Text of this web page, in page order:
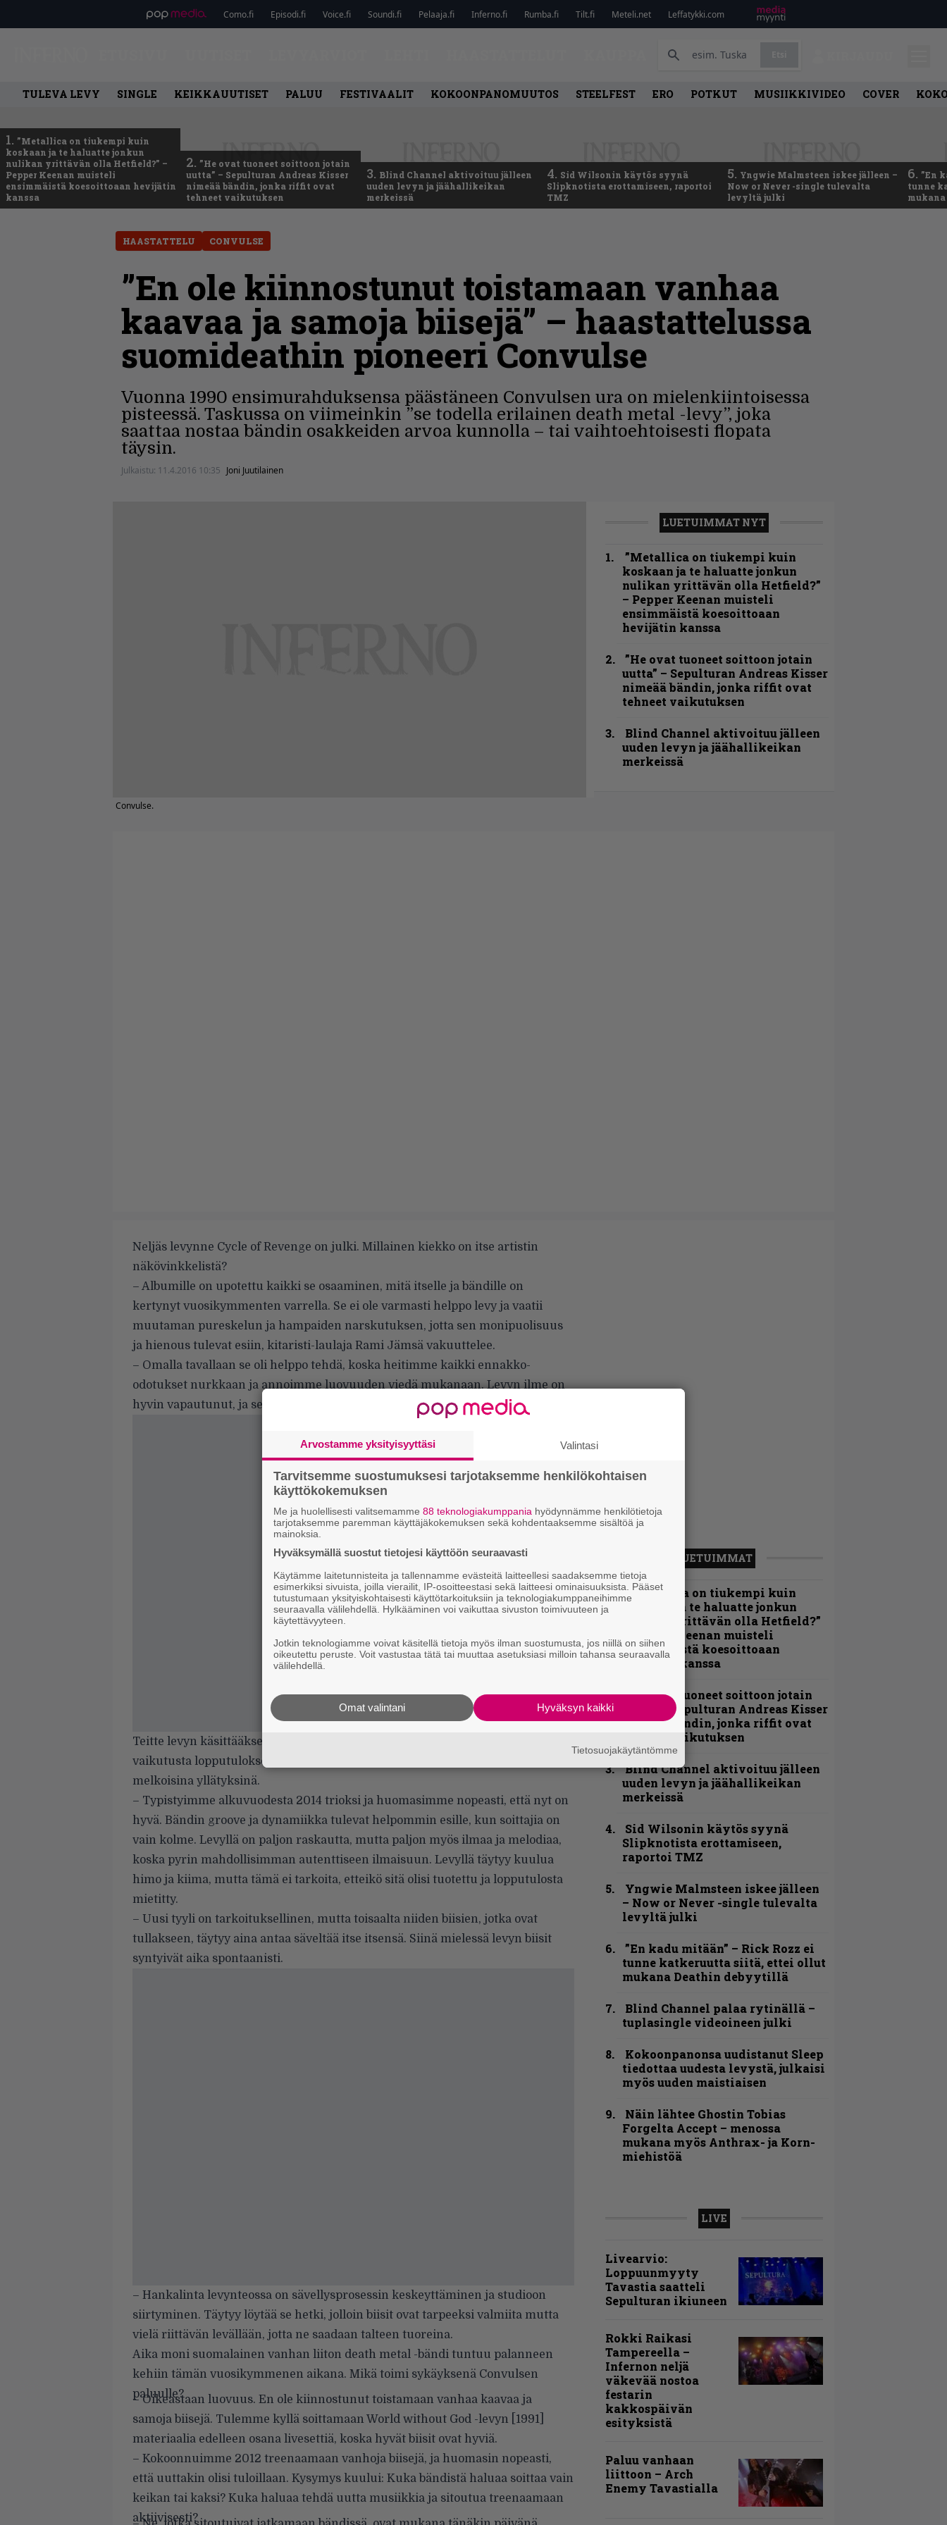
Como.fi Episodi.fi Voice.fi Soundi.fi Pelaaja.fi Inferno.fi Rumba.fi Tilt.fi Meteli.net Leffatykki.com
TULEVA LEVY SINGLE KEIKKAUUTISET PALUU FESTIVAALIT KOKOONPANOMUUTOS STEELFEST ERO POTKUT MUSIIKKIVIDEO COVER
1. ”Metallica on tiukempi kuin
koskaan ja te haluatte jonkun
nulikan yrittävän olla Hetfield?” –
Pepper Keenan muisteli
ensimmäistä koesoittoaan hevijätin
kanssa
2. ”He ovat tuoneet soittoon jotain
uutta” – Sepulturan Andreas Kisser
nimeää bändin, jonka riffit ovat
tehneet vaikutuksen
3. Blind Channel aktivoituu jälleen
uuden levyn ja jäähallikeikan
merkeissä
4. Sid Wilsonin käytös syynä
Slipknotista erottamiseen, raportoi
TMZ
5. Yngwie Malmsteen iskee jälleen –
Now or Never -single tulevalta
levyltä julki
6. ”En
tunne
HAASTATTELU CONVULSE
”En ole kiinnostunut toistamaan vanhaa
kaavaa ja samoja biisejä” – haastattelussa
suomideathin pioneeri Convulse
Vuonna 1990 ensimurahduksensa päästäneen Convulsen ura on mielenkiintoisessa
pisteessä. Taskussa on viimeinkin ”se todella erilainen death metal -levy”, joka
saattaa nostaa bändin osakkeiden arvoa kunnolla – tai vaihtoehtoisesti flopata
täysin.
Julkaistu: 11.4.2016 10:35 Joni Juutilainen
Convulse.
LUETUIMMAT NYT
”Metallica on tiukempi kuin
koskaan ja te haluatte jonkun
nulikan yrittävän olla Hetfield?”
– Pepper Keenan muisteli
ensimmäistä koesoittoaan
hevijätin kanssa
”He ovat tuoneet soittoon jotain
uutta” – Sepulturan Andreas Kisser
nimeää bändin, jonka riffit ovat
tehneet vaikutuksen
Blind Channel aktivoituu jälleen
uuden levyn ja jäähallikeikan
merkeissä
Neljäs levynne Cycle of Revenge on julki. Millainen kiekko on itse artistin
näkövinkkelistä?
– Albumille on upotettu kaikki se osaaminen, mitä itselle ja bändille on
kertynyt vuosikymmenten varrella. Se ei ole varmasti helppo levy ja vaatii
muutaman pureskelun ja hampaiden narskutuksen, jotta sen monipuolisuus
ja hienous tulevat esiin, kitaristi-laulaja Rami Jämsä vakuuttelee.
– Omalla tavallaan se oli helppo tehdä, koska heitimme kaikki ennakko-
odotukset nurkkaan ja annoimme luovuuden viedä mukanaan. Levyn ilme on
hyvin vapautunut, ja sen kyllä kuulee bändin soitosta.
Teitte levyn käsittääkseni triona. Oliko tällä asialla mitään konkreettista
vaikutusta lopputulokseen? Melodiset koukut ja jopa progehtava ilme tulivat
melkoisina yllätyksinä.
– Typistyimme alkuvuodesta 2014 trioksi ja huomasimme nopeasti, että nyt on
hyvä. Bändin groove ja dynamiikka tulevat helpommin esille, kun soittajia on
vain kolme. Levyllä on paljon raskautta, mutta paljon myös ilmaa ja melodiaa,
koska pyrin mahdollisimman autenttiseen ilmaisuun. Levyllä täytyy kuulua
himo ja kiima, mutta tämä ei tarkoita, etteikö sitä olisi tuotettu ja lopputulosta
mietitty.
– Uusi tyyli on tarkoituksellinen, mutta toisaalta niiden biisien, jotka ovat
tullakseen, täytyy aina antaa säveltää itse itsensä. Siinä mielessä levyn biisit
syntyivät aika spontaanisti.
– Hankalinta levynteossa on sävellysprosessin keskeyttäminen ja studioon
siirtyminen. Täytyy löytää se hetki, jolloin biisit ovat tarpeeksi valmiita mutta
vielä riittävän levällään, jotta ne saadaan talteen tuoreina.
Aika moni suomalainen vanhan liiton death metal -bändi tuntuu palanneen
kehiin tämän vuosikymmenen aikana. Mikä toimi sykäyksenä Convulsen
paluulle?
– Oikeastaan luovuus. En ole kiinnostunut toistamaan vanhaa kaavaa ja
samoja biisejä. Tulemme kyllä soittamaan World without God -levyn [1991]
materiaalia edelleen osana livesettiä, koska hyvät biisit ovat hyviä.
– Kokoonnuimme 2012 treenaamaan vanhoja biisejä, ja huomasin nopeasti,
että uuttakin olisi tuloillaan. Kysymys kuului: Kuka bändistä haluaa soittaa vain
keikan tai kaksi? Kuka haluaa tehdä uutta musiikkia ja sitoutua treenaamaan
aktiivisesti?
LUETUIMMAT
”Metallica on tiukempi kuin
koskaan ja te haluatte jonkun
nulikan yrittävän olla Hetfield?”
– Pepper Keenan muisteli
ensimmäistä koesoittoaan
hevijätin kanssa
”He ovat tuoneet soittoon jotain
uutta” – Sepulturan Andreas Kisser
nimeää bändin, jonka riffit ovat
tehneet vaikutuksen
Blind Channel aktivoituu jälleen
uuden levyn ja jäähallikeikan
merkeissä
Sid Wilsonin käytös syynä
Slipknotista erottamiseen,
raportoi TMZ
Yngwie Malmsteen iskee jälleen
– Now or Never -single tulevalta
levyltä julki
”En kadu mitään” – Rick Rozz ei
tunne katkeruutta siitä, ettei ollut
mukana Deathin debyytillä
Blind Channel palaa rytinällä –
tuplasingle videoineen julki
Kokoonpanonsa uudistanut Sleep
tiedottaa uudesta levystä, julkaisi
myös uuden maistiaisen
Näin lähtee Ghostin Tobias
Forgelta Accept – menossa
mukana myös Anthrax- ja Korn-
miehistöä
LIVE
Livearvio:
Loppuunmyyty
Tavastia saatteli
Sepulturan ikiuneen
Rokki Raikasi
Tampereella –
Infernon neljä
väkevää nostoa
festarin
kakkospäivän
esityksistä
Paluu vanhaan
liittoon – Arch
Enemy Tavastialla
Arvostamme yksityisyyttäsi Valintasi
Tarvitsemme suostumuksesi tarjotaksemme henkilökohtaisen
käyttökokemuksen
Me ja huolellisesti valitsemamme 88 teknologiakumppania hyödynnämme henkilötietoja
tarjotaksemme paremman käyttäjäkokemuksen sekä kohdentaaksemme sisältöä ja
mainoksia.
Hyväksymällä suostut tietojesi käyttöön seuraavasti
Käytämme laitetunnisteita ja tallennamme evästeitä laitteellesi saadaksemme tietoja
esimerkiksi sivuista, joilla vierailit, IP-osoitteestasi sekä laitteesi ominaisuuksista. Pääset
tutustumaan yksityiskohtaisesti käyttötarkoituksiin ja teknologiakumppaneihimme
seuraavalla välilehdellä. Hylkääminen voi vaikuttaa sivuston toimivuuteen ja
käytettävyyteen.
Jotkin teknologiamme voivat käsitellä tietoja myös ilman suostumusta, jos niillä on siihen
oikeutettu peruste. Voit vastustaa tätä tai muuttaa asetuksiasi milloin tahansa seuraavalla
välilehdellä.
Hyväksyn kaikki
Omat valintani
Tietosuojakäytäntömme